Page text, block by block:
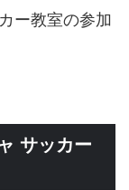
ー教室の参加
サッカー